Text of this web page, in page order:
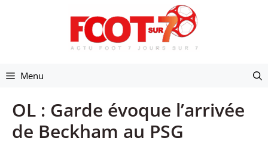
Menu
OL : Garde évoque l’arrivée
de Beckham au PSG